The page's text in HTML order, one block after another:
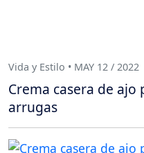
Vida y Estilo • MAY 12 / 2022
Crema casera de
arrugas